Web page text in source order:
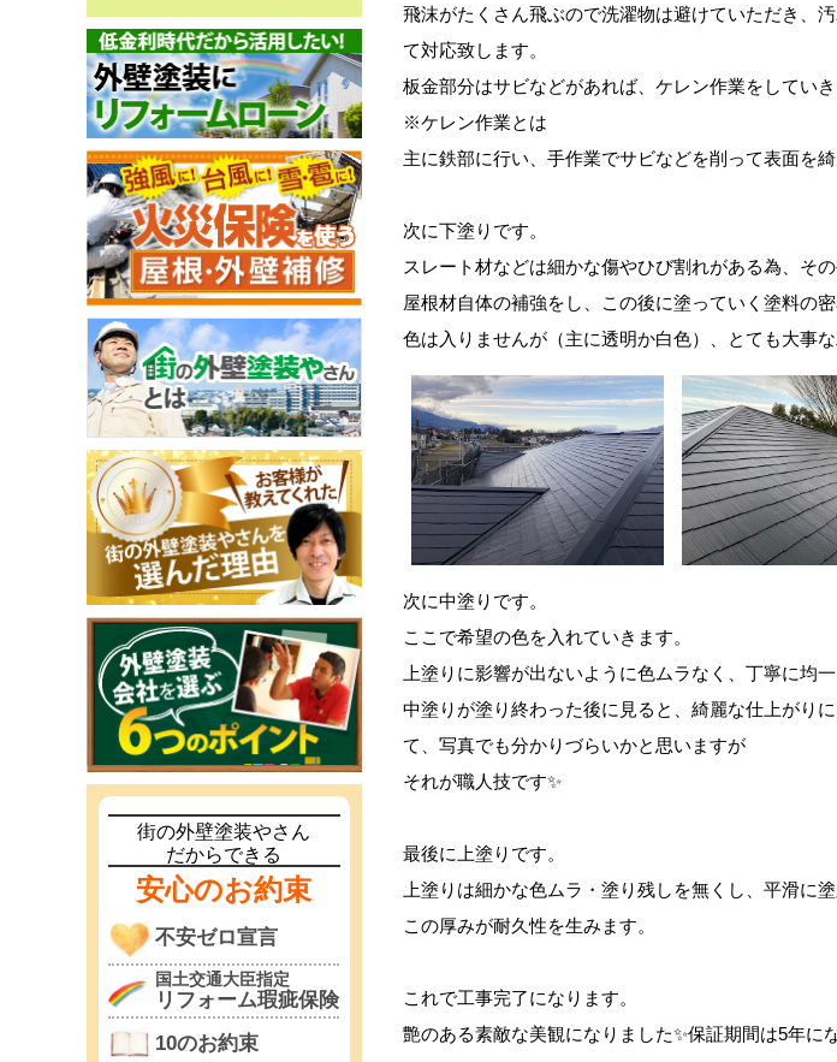
飛沫がたくさん飛ぶので洗濯物は避けていただき、
て対応致します。
板金部分はサビなどがあれば、ケレン作業をしていき
※ケレン作業とは
主に鉄部に行い、手作業でサビなどを削って表面を綺
次に下塗りです。
スレート材などは細かな傷やひび割れがある為、その
屋根材自体の補強をし、この後に塗っていく塗料の
色は入りませんが（主に透明か白色）、とても大事な
次に中塗りです。
ここで希望の色を入れていきます。
上塗りに影響が出ないように色ムラなく、丁寧に均
中塗りが塗り終わった後に見ると、綺麗な仕上がり
て、写真でも分かりづらいかと思いますが
それが職人技です✨
最後に上塗りです。
上塗りは細かな色ムラ・塗り残しを無くし、平滑に
この厚みが耐久性を生みます。
これで工事完了になります。
艶のある素敵な美観になりました✨保証期間は5年に
街の外壁塗装やさん
だからできる
安心のお約束
不安ゼロ宣言
国土交通大臣指定
リフォーム瑕疵保険
10のお約束